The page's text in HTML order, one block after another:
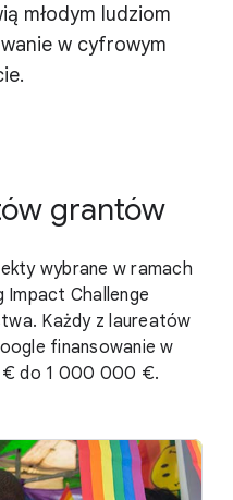
młodym ludziom
w cyfrowym
grantów
wybrane w ramach
Challenge
Każdy z laureatów
finansowanie w
do 1 000 000 €.